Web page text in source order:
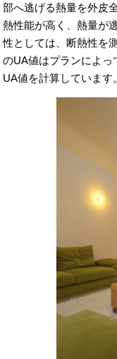
部へ逃げる熱量を外皮
熱性能が高く、熱量が
性としては、断熱性を
のUA値はプランによ
UA値を計算しています。